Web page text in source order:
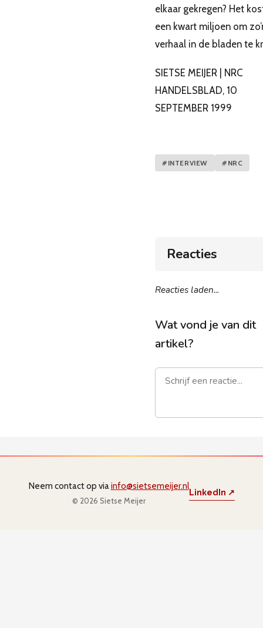
elkaar gekregen? Het
een kwart miljoen om
verhaal in de bladen te
SIETSE MEIJER | NRC
HANDELSBLAD, 10
SEPTEMBER 1999
#INTERVIEW #NRC
Reacties
Reacties laden...
Wat vond je van dit
artikel?
Neem contact op viainfo@sietsemeijer.nl
© 2026 Sietse Meijer
LinkedIn ↗